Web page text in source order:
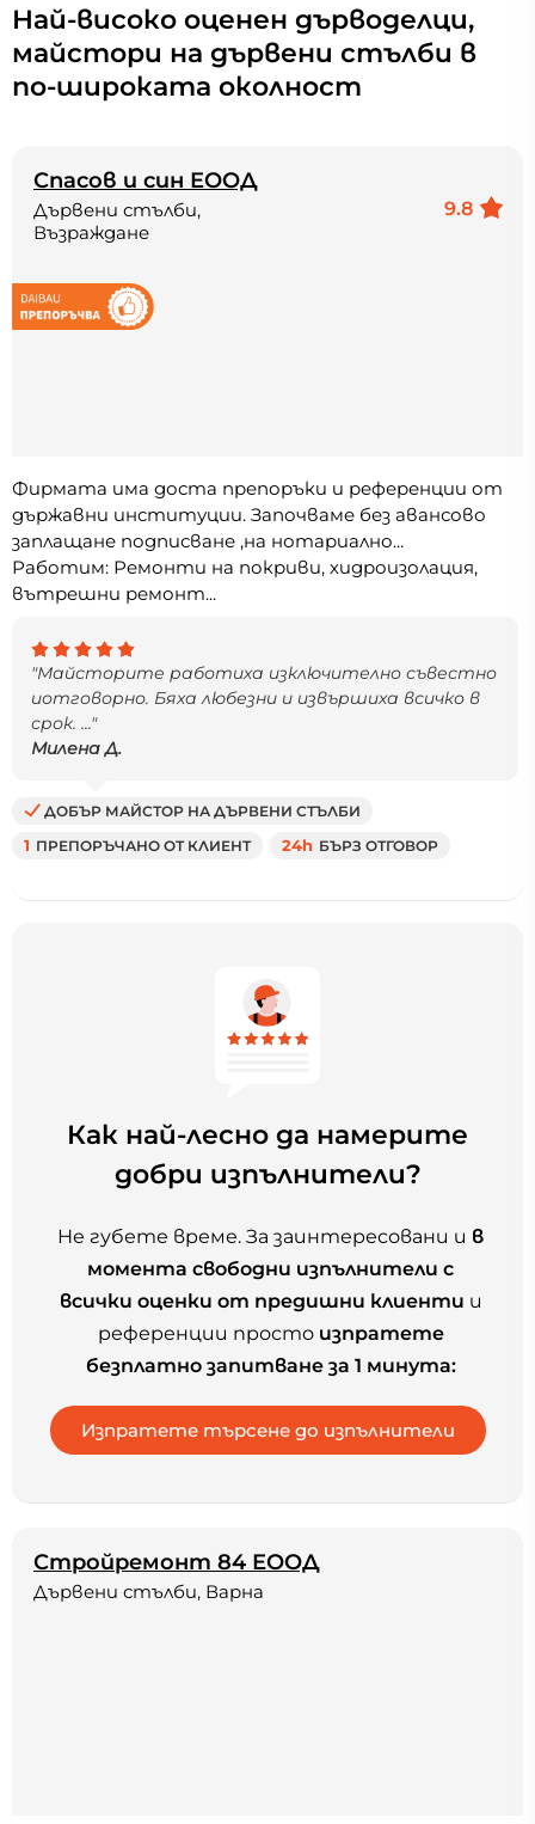
Най-високо оценен дърводелци,
майстори на дървени стълби в
по-широката околност
Спасов и син ЕООД
9.8
Дървени стълби,
Възраждане
Фирмата има доста препоръки и референции от
държавни институции. Започваме без авансово
заплащане подписване ,на нотариално...
Работим: Ремонти на покриви, хидроизолация,
вътрешни ремонт...
"Майсторите работиха изключително съвестно
иотговорно. Бяха любезни и извършиха всичко в
срок. ..."
Милена Д.
ДОБЪР МАЙСТОР НА ДЪРВЕНИ СТЪЛБИ
1 ПРЕПОРЪЧАНО ОТ КЛИЕНТ 24h БЪРЗ ОТГОВОР
Как най-лесно да намерите
добри изпълнители?
Не губете време. За заинтересовани и в
момента свободни изпълнители с
всички оценки от предишни клиенти и
референции просто изпратете
безплатно запитване за 1 минута:
Стройремонт 84 ЕООД
Дървени стълби, Варна